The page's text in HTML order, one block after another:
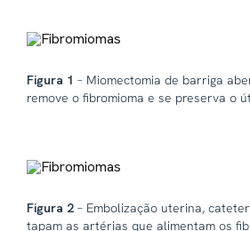
Figura 1 – Miomectomia de barriga
remove o fibromioma e se preserva o
Figura 2 – Embolização uterina,
tapam as artérias que alimentam os